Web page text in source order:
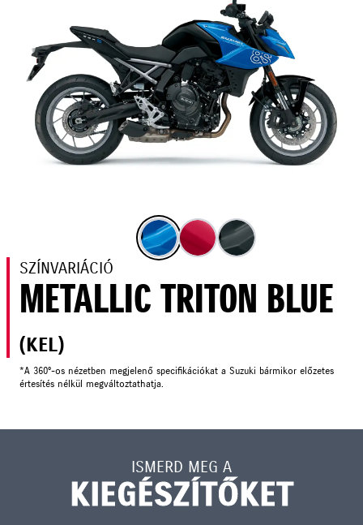
SZÍNVARIÁCIÓ
METALLIC TRITON BLUE
(KEL)
*A 360°-os nézetben megjelenő specifikációkat a Suzuki bármikor előzetes
értesítés nélkül megváltoztathatja.
ISMERD MEG A
KIEGÉSZÍTŐKET